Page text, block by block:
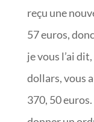
reçu une
57 euros,
je vous l’ai
dollars, vous
370, 50